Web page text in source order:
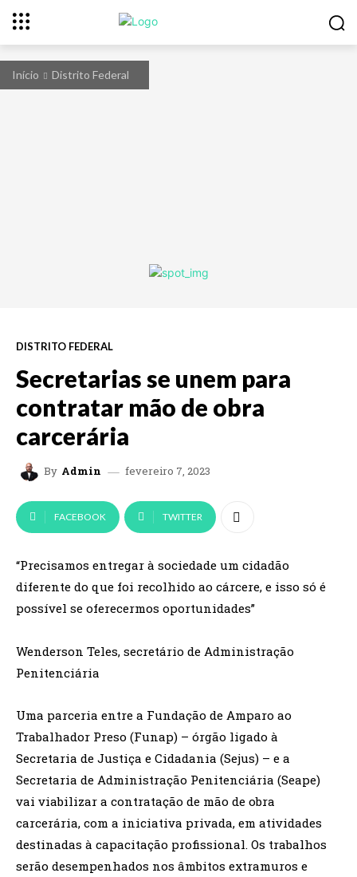
Início Distrito Federal
DISTRITO FEDERAL
Secretarias se unem para
contratar mão de obra
carcerária
By Admin fevereiro 7, 2023
FACEBOOK TWITTER
“Precisamos entregar à sociedade um cidadão
diferente do que foi recolhido ao cárcere, e isso só é
possível se oferecermos oportunidades”
Wenderson Teles, secretário de Administração
Penitenciária
Uma parceria entre a Fundação de Amparo ao
Trabalhador Preso (Funap) – órgão ligado à
Secretaria de Justiça e Cidadania (Sejus) – e a
Secretaria de Administração Penitenciária (Seape)
vai viabilizar a contratação de mão de obra
carcerária, com a iniciativa privada, em atividades
destinadas à capacitação profissional. Os trabalhos
serão desempenhados nos âmbitos extramuros e